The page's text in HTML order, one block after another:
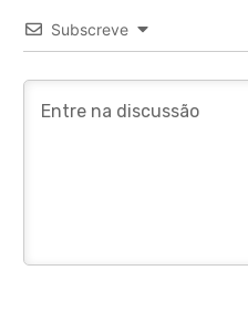
Subscreve